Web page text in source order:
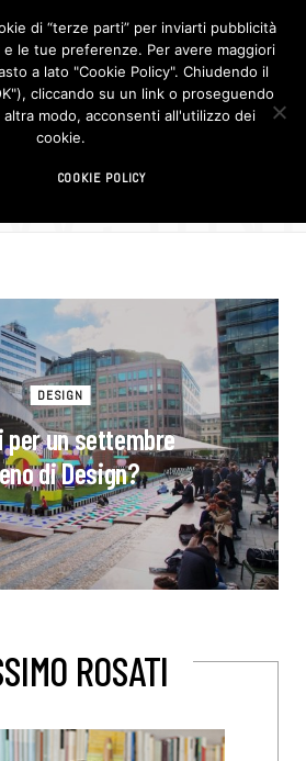
F
c
e
b
o
I
n
s
t
settembre
DESIGN
per un settembre
di Design?
ROSATI
di “terze parti” per inviarti pubblicità
le tue preferenze. Per avere maggiori
a lato "Cookie Policy". Chiudendo il
cliccando su un link o proseguendo
altra modo, acconsenti all'utilizzo dei
cookie.
COOKIE POLICY